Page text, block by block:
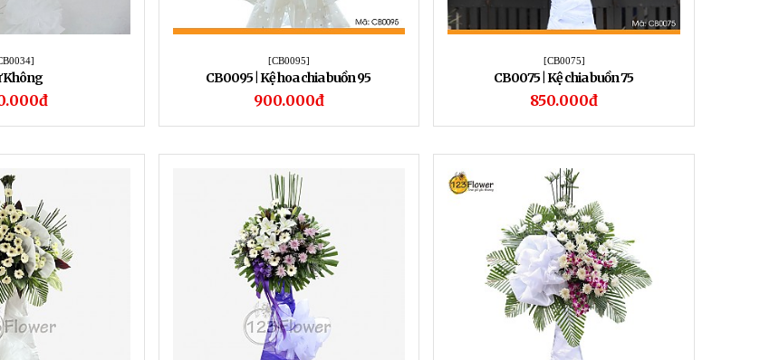
Không
[CB0095]
CB0095 | Kệ hoa chia buồn 95
900.000đ
[CB0075]
CB0075 | Kệ chia buồn 75
850.000đ